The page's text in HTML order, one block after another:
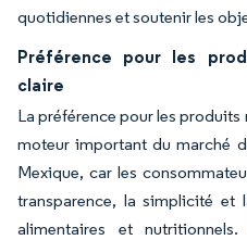
quotidiennes et soutenir les
Préférence pour les
claire
La préférence pour les
moteur important du marché
Mexique, car les
transparence, la simplicité et
alimentaires et